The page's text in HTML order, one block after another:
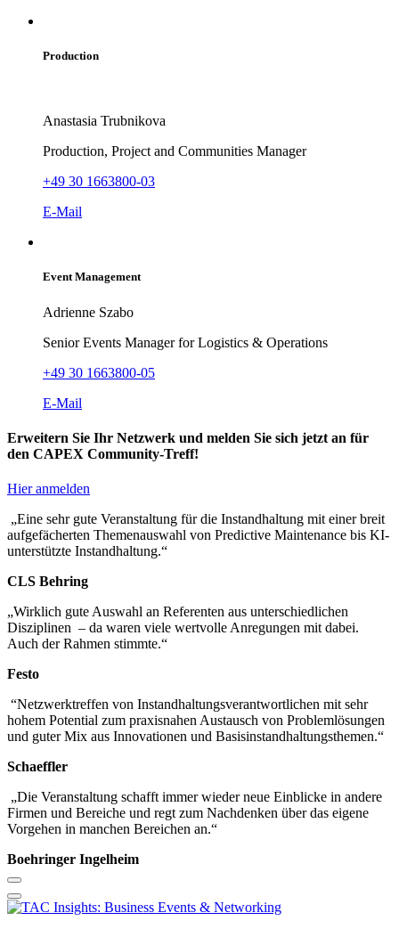
Production
Anastasia Trubnikova
Production, Project and Communities Manager
+49 30 1663800-03
E-Mail
Event Management
Adrienne Szabo
Senior Events Manager for Logistics & Operations
+49 30 1663800-05
E-Mail
Erweitern Sie Ihr Netzwerk und melden Sie sich jetzt an für
den CAPEX Community-Treff!
Hier anmelden
„Eine sehr gute Veranstaltung für die Instandhaltung mit einer breit
aufgefächerten Themenauswahl von Predictive Maintenance bis KI-
unterstützte Instandhaltung.“
CLS Behring
„Wirklich gute Auswahl an Referenten aus unterschiedlichen
Disziplinen – da waren viele wertvolle Anregungen mit dabei.
Auch der Rahmen stimmte.“
Festo
“Netzwerktreffen von Instandhaltungsverantwortlichen mit sehr
hohem Potential zum praxisnahen Austausch von Problemlösungen
und guter Mix aus Innovationen und Basisinstandhaltungsthemen.“
Schaeffler
„Die Veranstaltung schafft immer wieder neue Einblicke in andere
Firmen und Bereiche und regt zum Nachdenken über das eigene
Vorgehen in manchen Bereichen an.“
Boehringer Ingelheim